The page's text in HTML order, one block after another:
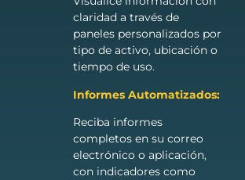
claridad a través de
paneles personalizados por
tipo de activo, ubicación o
tiempo de uso.
Informes Automatizados:
Reciba informes
completos en su correo
electrónico o aplicación,
con indicadores como